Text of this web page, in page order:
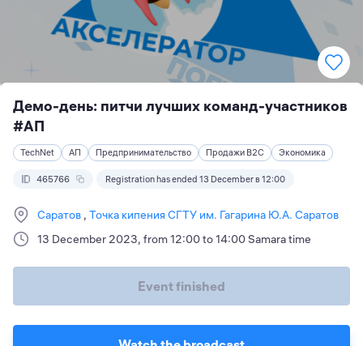
Демо-день: питчи лучших команд-участников
#АП
TechNet АП Предпринимательство Продажи B2C Экономика
465766 Registration has ended 13 December в 12:00
Саратов Точка кипения СГТУ им. Гагарина Ю.А. Саратов
13 December 2023, from 12:00 to 14:00 Samara time
Event finished